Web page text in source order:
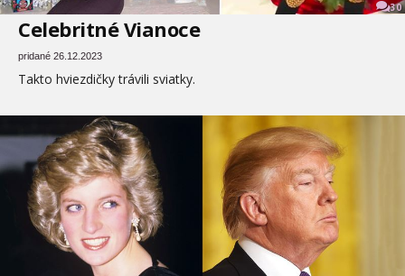
30
Celebritné Vianoce
pridané 26.12.2023
Takto hviezdičky trávili sviatky.